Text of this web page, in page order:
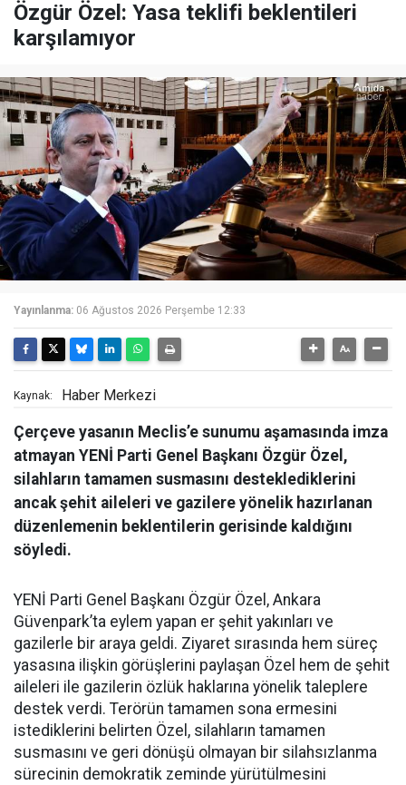
Özgür Özel: Yasa teklifi beklentileri
karşılamıyor
Yayınlanma: 06 Ağustos 2026 Perşembe 12:33
Kaynak: Haber Merkezi
Çerçeve yasanın Meclis’e sunumu aşamasında imza
atmayan YENİ Parti Genel Başkanı Özgür Özel,
silahların tamamen susmasını desteklediklerini
ancak şehit aileleri ve gazilere yönelik hazırlanan
düzenlemenin beklentilerin gerisinde kaldığını
söyledi.
YENİ Parti Genel Başkanı Özgür Özel, Ankara
Güvenpark’ta eylem yapan er şehit yakınları ve
gazilerle bir araya geldi. Ziyaret sırasında hem süreç
yasasına ilişkin görüşlerini paylaşan Özel hem de şehit
aileleri ile gazilerin özlük haklarına yönelik taleplere
destek verdi. Terörün tamamen sona ermesini
istediklerini belirten Özel, silahların tamamen
susmasını ve geri dönüşü olmayan bir silahsızlanma
sürecinin demokratik zeminde yürütülmesini